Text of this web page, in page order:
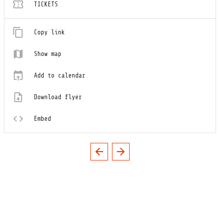
TICKETS
Copy link
Show map
Add to calendar
Download flyer
Embed